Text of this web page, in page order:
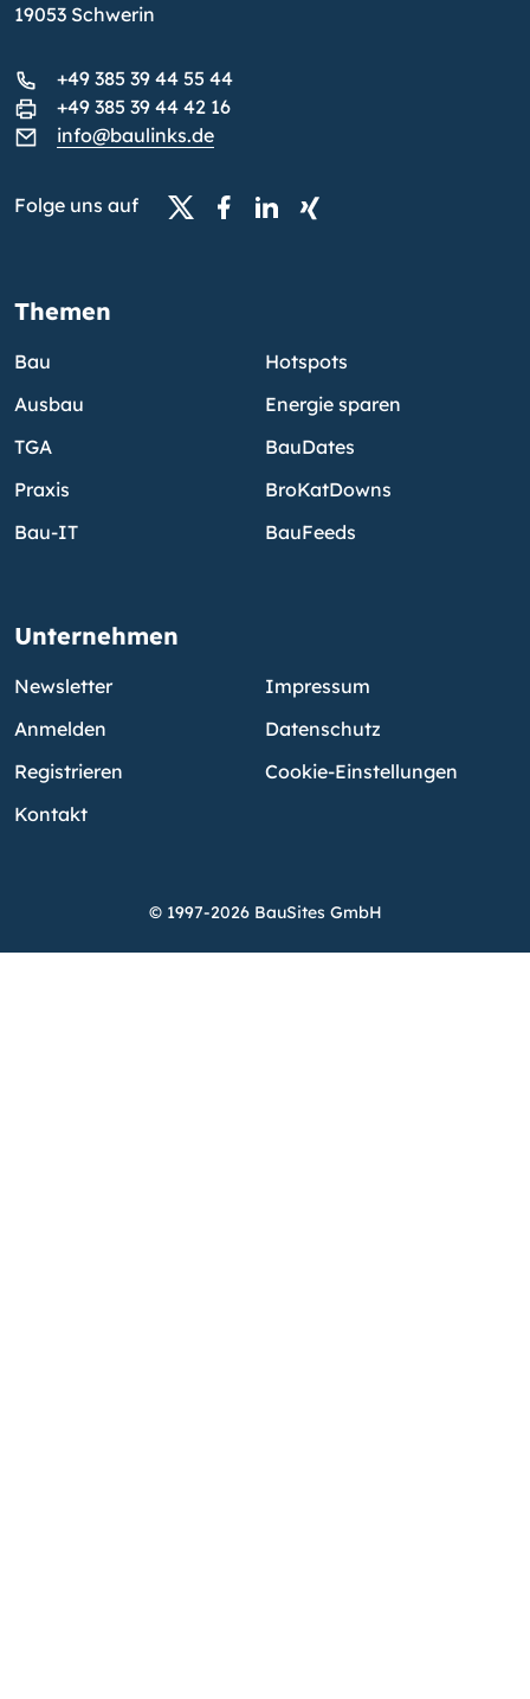
19053 Schwerin
+49 385 39 44 55 44
+49 385 39 44 42 16
info@baulinks.de
Folge uns auf
Themen
Bau
Ausbau
TGA
Praxis
Bau-IT
Hotspots
Energie sparen
BauDates
BroKatDowns
BauFeeds
Unternehmen
Newsletter
Anmelden
Registrieren
Kontakt
Impressum
Datenschutz
Cookie-Einstellungen
© 1997-2026 BauSites GmbH